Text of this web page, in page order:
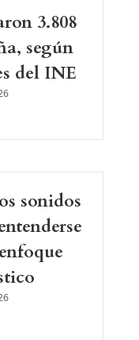
3.808
según
del INE
sonidos